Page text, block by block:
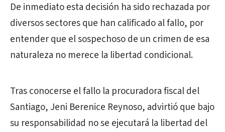
De inmediato esta decisión ha sido rechazada por
diversos sectores que han calificado al fallo, por
entender que el sospechoso de un crimen de esa
naturaleza no merece la libertad condicional.
Tras conocerse el fallo la procuradora fiscal del
Santiago, Jeni Berenice Reynoso, advirtió que bajo
su responsabilidad no se ejecutará la libertad del